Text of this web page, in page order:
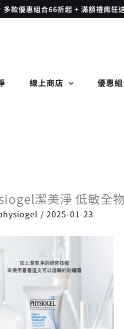
款優惠組合66折起 + 滿額禮瘋狂
線上商店 優惠
潔美淨 低敏全
/ 2025-01-23